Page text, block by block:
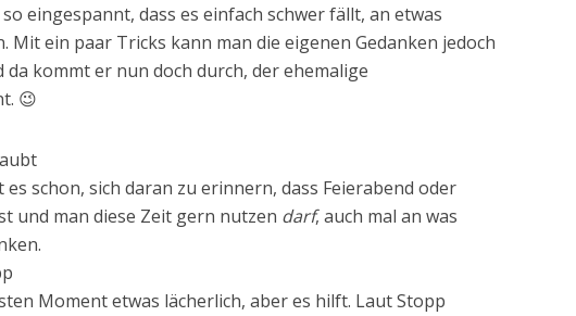
eingespannt, dass es einfach schwer fällt, an etwas
Mit ein paar Tricks kann man die eigenen Gedanken jedoch
da kommt er nun doch durch, der ehemalige
😉
schon, sich daran zu erinnern, dass Feierabend oder
und man diese Zeit gern nutzen darf, auch mal an was
Moment etwas lächerlich, aber es hilft. Laut Stopp